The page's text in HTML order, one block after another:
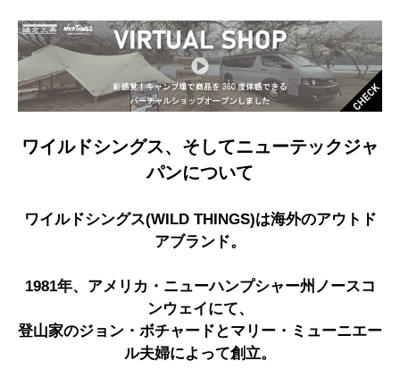
ワイルドシングス、そしてニューテックジャ
パンについて
ワイルドシングス(WILD THINGS)は海外のアウトド
アブランド。
1981年、アメリカ・ニューハンプシャー州ノースコ
ンウェイにて、
登山家のジョン・ボチャードとマリー・ミューニエー
ル夫婦によって創立。